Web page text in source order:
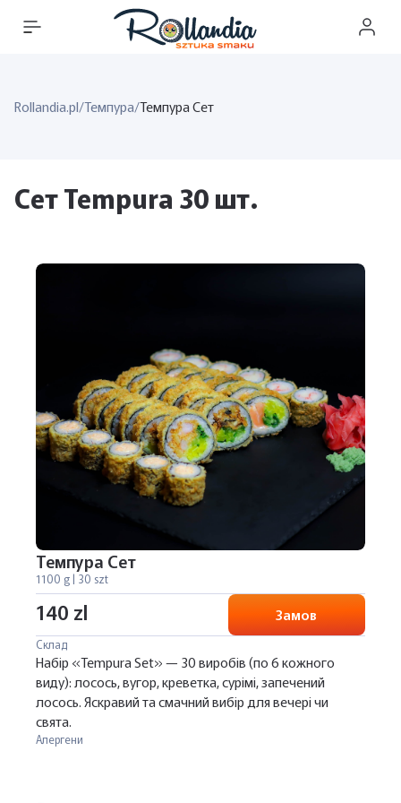
Rollandia.pl/Темпура/Темпура Сет
Сет Tempura 30 шт.
Темпура Сет
1100 g | 30 szt
140 zl Замов
Склад
Набір «Tempura Set» — 30 виробів (по 6 кожного
виду): лосось, вугор, креветка, сурімі, запечений
лосось. Яскравий та смачний вибір для вечері чи
свята.
Алергени